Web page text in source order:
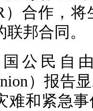
）合作，
邦合同。
民自由联
）报告
难和紧急